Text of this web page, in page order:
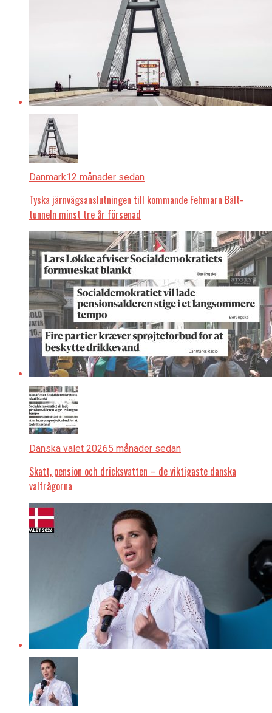
Danmark12 månader sedan
Tyska järnvägsanslutningen till kommande Fehmarn Bält-
tunneln minst tre år försenad
Danska valet 20265 månader sedan
Skatt, pension och dricksvatten – de viktigaste danska
valfrågorna